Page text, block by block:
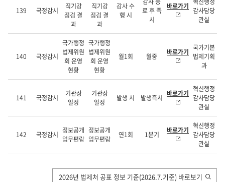
139 국정감시
직기강
점검 결
과
직기강
점검 결
과
감사 수
행 시
료 후 즉
시
바로가기 감사담당
관실
140 국정감시
국가행정
법제위원
회 운영
현황
국가행정
법제위원
회 운영
현황
월1회 월중 바로가기 국가기본
법제기획
과
141 국정감시
기관장
일정
기관장
일정
발생 시 발생즉시 바로가기 혁신행정
감사담당
관실
142 국정감시 정보공개
업무편람
정보공개
업무편람
연1회 1분기 바로가기 혁신행정
감사담당
관실
2026년 법제처 공표 정보 기준(2026.7.기준) 바로보기